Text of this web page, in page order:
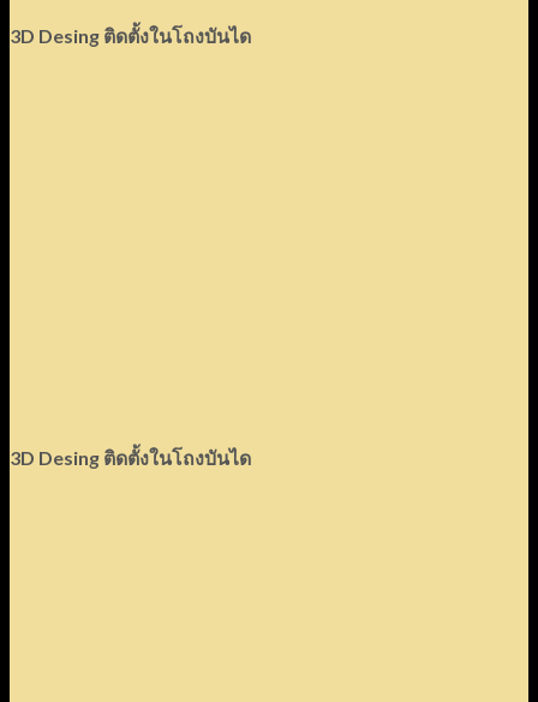
3D Desing ติดตั้งในโถงบันได
3D Desing ติดตั้งในโถงบันได